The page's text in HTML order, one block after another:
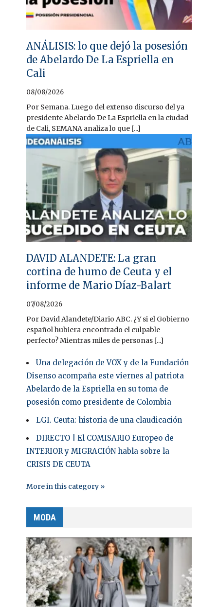
ANÁLISIS: lo que dejó la posesión
de Abelardo De La Espriella en
Cali
08/08/2026
Por Semana. Luego del extenso discurso del ya
presidente Abelardo De La Espriella en la ciudad
de Cali, SEMANA analiza lo que [...]
DAVID ALANDETE: La gran
cortina de humo de Ceuta y el
informe de Mario Díaz-Balart
07/08/2026
Por David Alandete/Diario ABC. ¿Y si el Gobierno
español hubiera encontrado el culpable
perfecto? Mientras miles de personas [...]
Una delegación de VOX y de la Fundación
Disenso acompaña este viernes al patriota
Abelardo de la Espriella en su toma de
posesión como presidente de Colombia
LGI. Ceuta: historia de una claudicación
DIRECTO | El COMISARIO Europeo de
INTERIOR y MIGRACIÓN habla sobre la
CRISIS DE CEUTA
More in this category »
MODA